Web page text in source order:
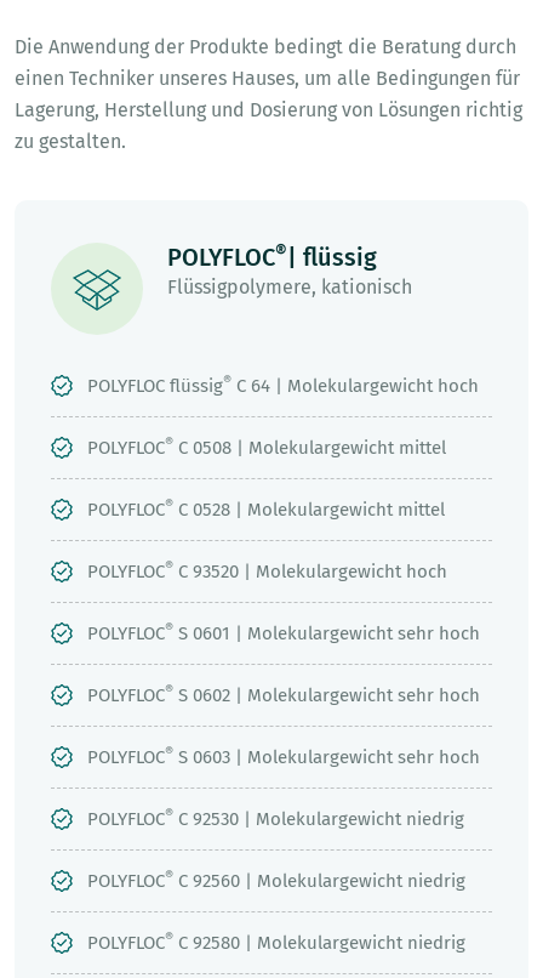
Die Anwendung der Produkte bedingt die Beratung durch
einen Techniker unseres Hauses, um alle Bedingungen für
Lagerung, Herstellung und Dosierung von Lösungen richtig
zu gestalten.
POLYFLOC® | flüssig
Flüssigpolymere, kationisch
POLYFLOC flüssig® C 64 | Molekulargewicht hoch
POLYFLOC® C 0508 | Molekulargewicht mittel
POLYFLOC® C 0528 | Molekulargewicht mittel
POLYFLOC® C 93520 | Molekulargewicht hoch
POLYFLOC® S 0601 | Molekulargewicht sehr hoch
POLYFLOC® S 0602 | Molekulargewicht sehr hoch
POLYFLOC® S 0603 | Molekulargewicht sehr hoch
POLYFLOC® C 92530 | Molekulargewicht niedrig
POLYFLOC® C 92560 | Molekulargewicht niedrig
POLYFLOC® C 92580 | Molekulargewicht niedrig